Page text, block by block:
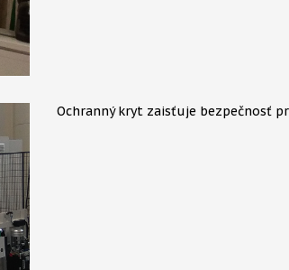
Ochranný kryt zaisťuje bezpečnosť